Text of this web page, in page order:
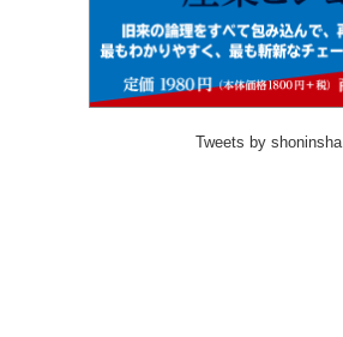
Tweets by shoninsha